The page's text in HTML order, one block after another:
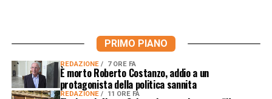
PRIMO PIANO
REDAZIONE 7 ORE FA
È morto Roberto Costanzo, addio a un
protagonista della politica sannita
REDAZIONE 11 ORE FA